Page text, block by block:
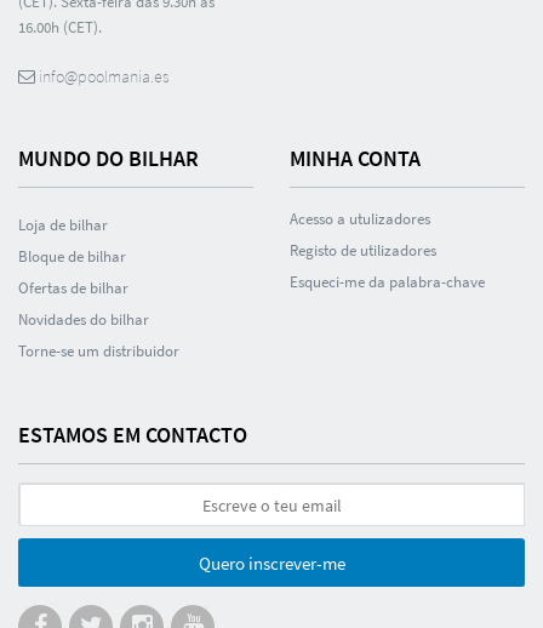
16.00h (CET).
info@poolmania.es
MUNDO DO BILHAR
Loja de bilhar
Bloque de bilhar
Ofertas de bilhar
Novidades do bilhar
Torne-se um distribuidor
MINHA CONTA
Acesso a utulizadores
Registo de utilizadores
Esqueci-me da palabra-chave
ESTAMOS EM CONTACTO
Quero inscrever-me